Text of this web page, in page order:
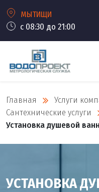
МЫТИЩИ
с 08:30 до 21:00
Главная
Услуги
Сантехнические услуги
Установка душевой
УСТАНОВКА